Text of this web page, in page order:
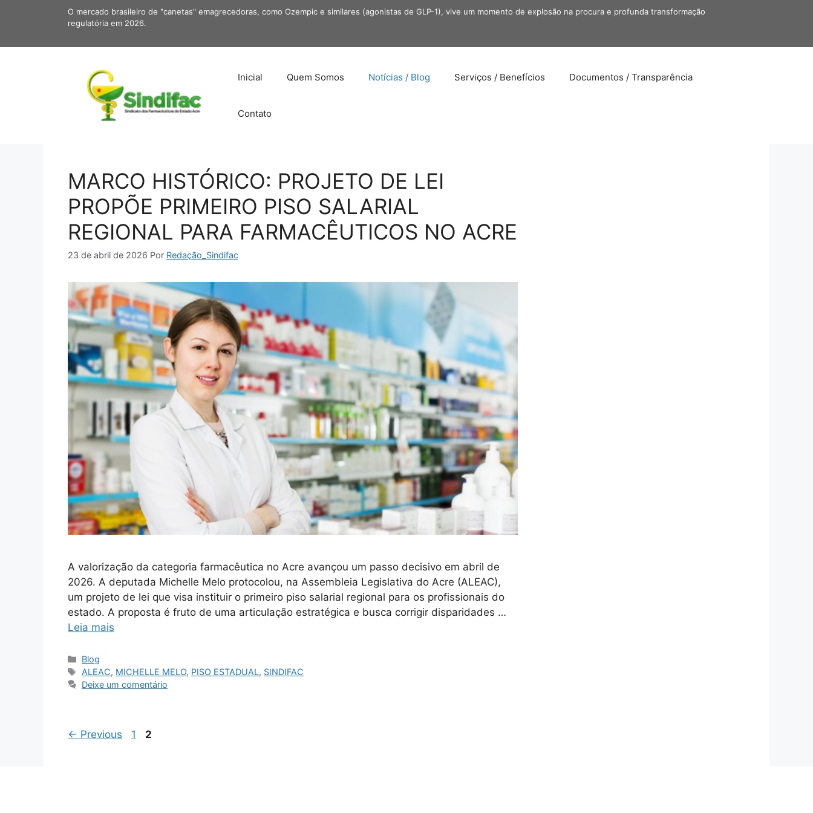
O mercado brasileiro de "canetas" emagrecedoras, como Ozempic e similares (agonistas de GLP-1), vive um momento de explosão na procura e profunda transformação
regulatória em 2026.
Inicial Quem Somos Notícias / Blog Serviços / Benefícios Documentos / Transparência
Contato
MARCO HISTÓRICO: PROJETO DE LEI
PROPÕE PRIMEIRO PISO SALARIAL
REGIONAL PARA FARMACÊUTICOS NO ACRE
23 de abril de 2026 Por Redação_Sindifac
A valorização da categoria farmacêutica no Acre avançou um passo decisivo em abril de
2026. A deputada Michelle Melo protocolou, na Assembleia Legislativa do Acre (ALEAC),
um projeto de lei que visa instituir o primeiro piso salarial regional para os profissionais do
estado. A proposta é fruto de uma articulação estratégica e busca corrigir disparidades …
Leia mais
Categorias
Blog
Tags
ALEAC, MICHELLE MELO, PISO ESTADUAL, SINDIFAC
Deixe um comentário
← Previous Page
1 Page
2